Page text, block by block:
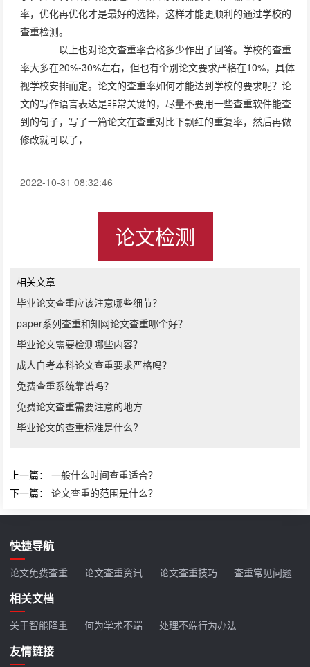
率，优化再优化才是最好的选择，这样才能更顺利的通过学校的
查重检测。
以上也对论文查重率合格多少作出了回答。学校的查重
率大多在20%-30%左右，但也有个别论文要求严格在10%，具体
视学校安排而定。论文的查重率如何才能达到学校的要求呢？论
文的写作语言表达是非常关键的，尽量不要用一些查重软件能查
到的句子，写了一篇论文在查重对比下飘红的重复率，然后再做
修改就可以了，
2022-10-31 08:32:46
论文检测
相关文章
毕业论文查重应该注意哪些细节？
paper系列查重和知网论文查重哪个好？
毕业论文需要检测哪些内容？
成人自考本科论文查重要求严格吗？
免费查重系统靠谱吗？
免费论文查重需要注意的地方
毕业论文的查重标准是什么?
上一篇：一般什么时间查重适合？
下一篇：论文查重的范围是什么？
快捷导航
论文免费查重 论文查重资讯 论文查重技巧 查重常见问题
相关文档
关于智能降重 何为学术不端 处理不端行为办法
友情链接